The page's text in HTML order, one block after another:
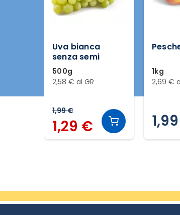
Uva bianca
senza semi
500g
2,58 € al GR
1,99 €
1,29 €
1kg
2,69 €